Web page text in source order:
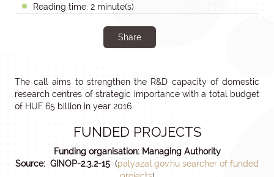
Reading time: 2 minute(s)
Share
The call aims to strengthen the R&D capacity of domestic
research centres of strategic importance with a total budget
of HUF 65 billion in year 2016.
FUNDED PROJECTS
Funding organisation: Managing Authority
Source: GINOP-2.3.2-15 (palyazat.gov.hu searcher of funded